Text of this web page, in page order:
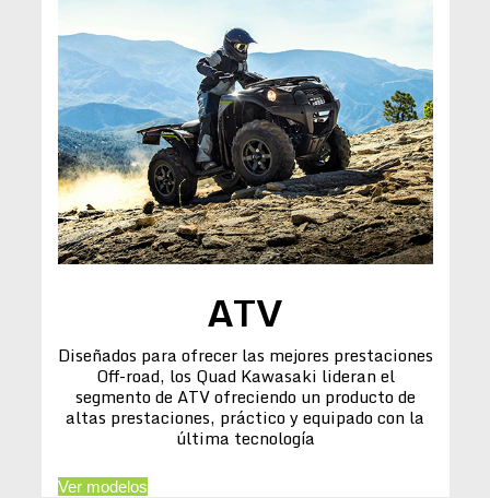
ATV
Diseñados para ofrecer las mejores prestaciones
Off-road, los Quad Kawasaki lideran el
segmento de ATV ofreciendo un producto de
altas prestaciones, práctico y equipado con la
última tecnología
Ver modelos